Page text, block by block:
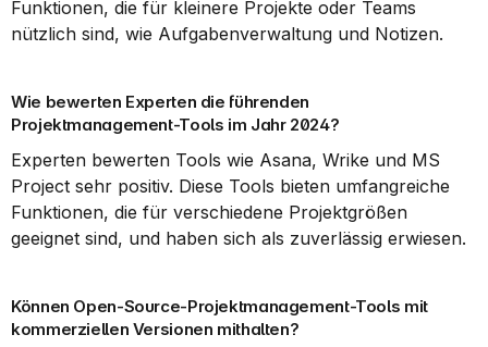
Funktionen, die für kleinere Projekte oder Teams
nützlich sind, wie Aufgabenverwaltung und Notizen.
Wie bewerten Experten die führenden
Projektmanagement-Tools im Jahr 2024?
Experten bewerten Tools wie Asana, Wrike und MS
Project sehr positiv. Diese Tools bieten umfangreiche
Funktionen, die für verschiedene Projektgrößen
geeignet sind, und haben sich als zuverlässig erwiesen.
Können Open-Source-Projektmanagement-Tools mit
kommerziellen Versionen mithalten?